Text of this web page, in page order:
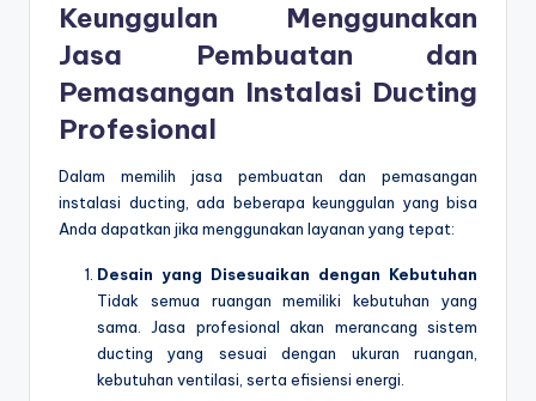
Keunggulan Menggunakan
Jasa Pembuatan dan
Pemasangan Instalasi Ducting
Profesional
Dalam memilih jasa pembuatan dan pemasangan
instalasi ducting, ada beberapa keunggulan yang bisa
Anda dapatkan jika menggunakan layanan yang tepat:
Desain yang Disesuaikan dengan Kebutuhan
Tidak semua ruangan memiliki kebutuhan yang
sama. Jasa profesional akan merancang sistem
ducting yang sesuai dengan ukuran ruangan,
kebutuhan ventilasi, serta efisiensi energi.